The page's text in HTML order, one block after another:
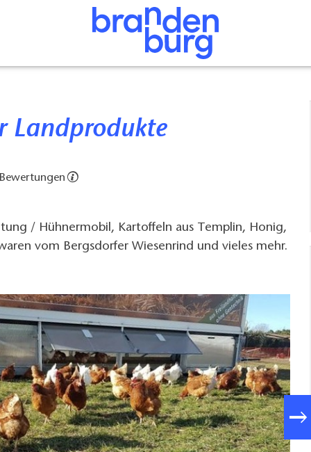
Landprodukte
/ Hühnermobil, Kartoffeln aus Templin, Honig,
vom Bergsdorfer Wiesenrind und vieles mehr.